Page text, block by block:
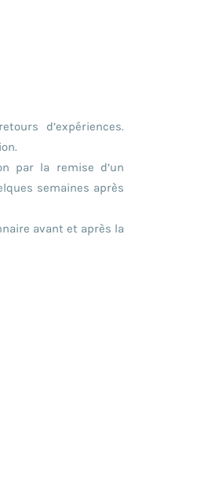
d’expériences.
par la remise d’un
semaines après
avant et après la